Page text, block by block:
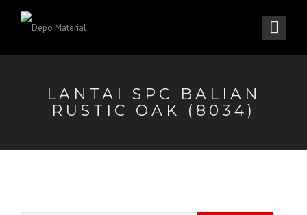
LANTAI SPC BALIAN
RUSTIC OAK (8034)